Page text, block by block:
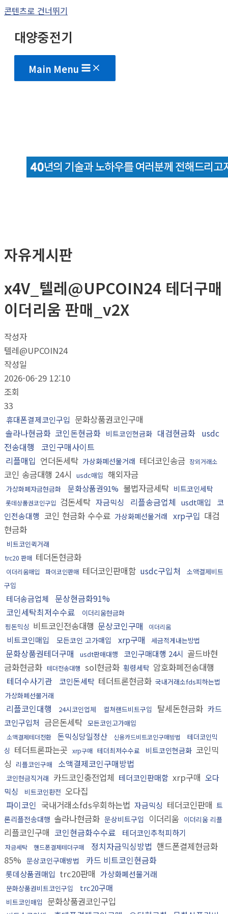
콘텐츠로 건너뛰기
대양중전기
Main Menu
자유게시판
x4V_텔레@UPCOIN24 테더구매
이더리움 판매_v2X
작성자
텔레@UPCOIN24
작성일
2026-06-29 12:10
조회
33
휴대폰결제코인구입 문화상품권코인구매
솔라나현금화 코인돈현금화 비트코인현금화 대검현금화 usdc
전송대행
코인구매사이트
리플매입 언더돈세탁 가상화폐선물거래 테더코인송금 장외거래소
코인 송금대행 24시 usdc매입 해외자금
가상화폐자금현금화 문화상품권91% 불법자금세탁 비트코인세탁
롯데상품권코인구입 검돈세탁 자금믹싱 리플송금업체 usdt매입
코
인전송대행 코인 현금화 수수료 가상화폐선물거래 xrp구입 대검
현금화
비트코인퀵거래
trc20 판매 테더돈현금화
이더리움매입 파이코인판매 테더코인판매함 usdc구입처
소액결제비트
구입
테더송금업체
문상현금화91%
코인세탁최저수수료
이더리움현금화
핑돈믹싱 비트코인전송대행 문상코인구매 이더리움
비트코인매입 모든코인 고가매입 xrp구매 세금적게내는방법
문화상품권테더구매 usdt판매대행 코인구매대행 24시 골드바현
금화현금화 테더전송대행 sol현금화 횡령세탁 암호화폐전송대행
테더수사기관
코인돈세탁 테더트론현금화 국내거래소fds피하는법
가상화폐선물거래
리플코인대행 24시코인업체 컬쳐랜드비트구입 탈세돈현금화 카드
코인구입처 금은돈세탁 모든코인고가매입
소액결제테더전환 돈믹싱당일정산 신용카드비트코인구매방법
테더코인믹
싱 테더트론파는곳 xrp구매 테더최저수수료 비트코인현금화 코인믹
싱 리플코인구매 소액결제코인구매방법
코인현금직거래 카드코인충전업체 테더코인판매함 xrp구매 오다
믹싱
비트코인환전 오다집
파이코인 국내거래소fds우회하는법 자금믹싱 테더코인판매 트
론리플전송대행 솔라나현금화 문상비트구입 이더리움 이더리움 리플
리플코인구매 코인현금화수수료 테더코인추척피하기
자금세탁 핸드폰결제테더구매 정치자금믹싱방법 핸드폰결제현금화
85% 문상코인구매방법 카드 비트코인현금화
롯데상품권매입 trc20판매 가상화폐선물거래
문화상품권비트코인구입 trc20구매
비트코인매입 문화상품권코인구입